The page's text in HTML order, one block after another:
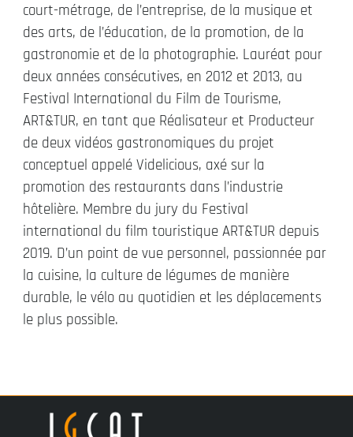
court-métrage, de l’entreprise, de la musique et
des arts, de l’éducation, de la promotion, de la
gastronomie et de la photographie. Lauréat pour
deux années consécutives, en 2012 et 2013, au
Festival International du Film de Tourisme,
ART&TUR, en tant que Réalisateur et Producteur
de deux vidéos gastronomiques du projet
conceptuel appelé Videlicious, axé sur la
promotion des restaurants dans l’industrie
hôtelière. Membre du jury du Festival
international du film touristique ART&TUR depuis
2019. D’un point de vue personnel, passionnée par
la cuisine, la culture de légumes de manière
durable, le vélo au quotidien et les déplacements
le plus possible.